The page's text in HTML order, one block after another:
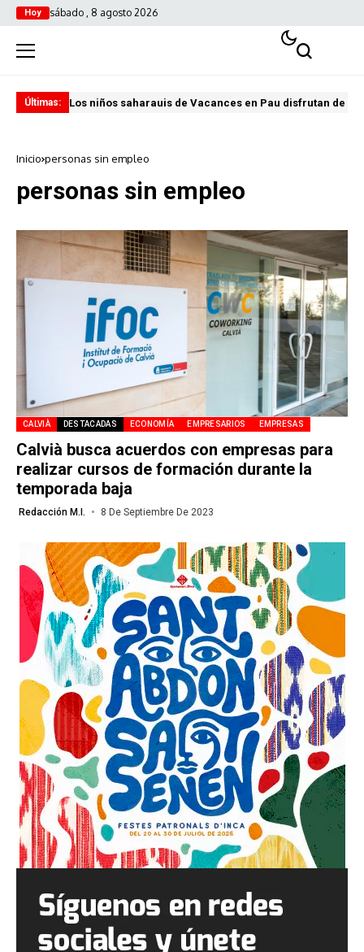
Hoy sábado , 8 agosto 2026
Últimas: Los niños saharauis de Vacances en Pau disfrutan de
Inicio personas sin empleo
personas sin empleo
CALVIÀ DESTACADAS ECONOMÍA EMPRESARIOS EMPRESAS
Calvià busca acuerdos con empresas para
realizar cursos de formación durante la
temporada baja
Redacción M.I. 8 De Septiembre De 2023